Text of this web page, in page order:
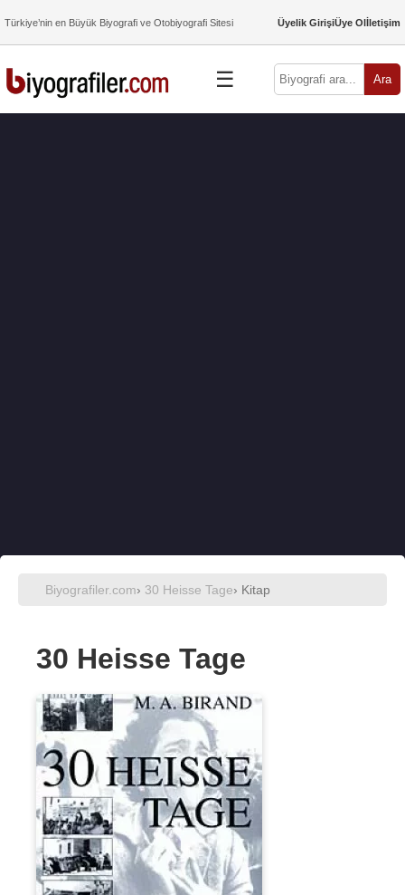
Türkiye’nin en Büyük Biyografi ve Otobiyografi Sitesi Üyelik GirişiÜye Olİletişim
☰ Ara
Biyografiler.com› 30 Heisse Tage› Kitap
30 Heisse Tage